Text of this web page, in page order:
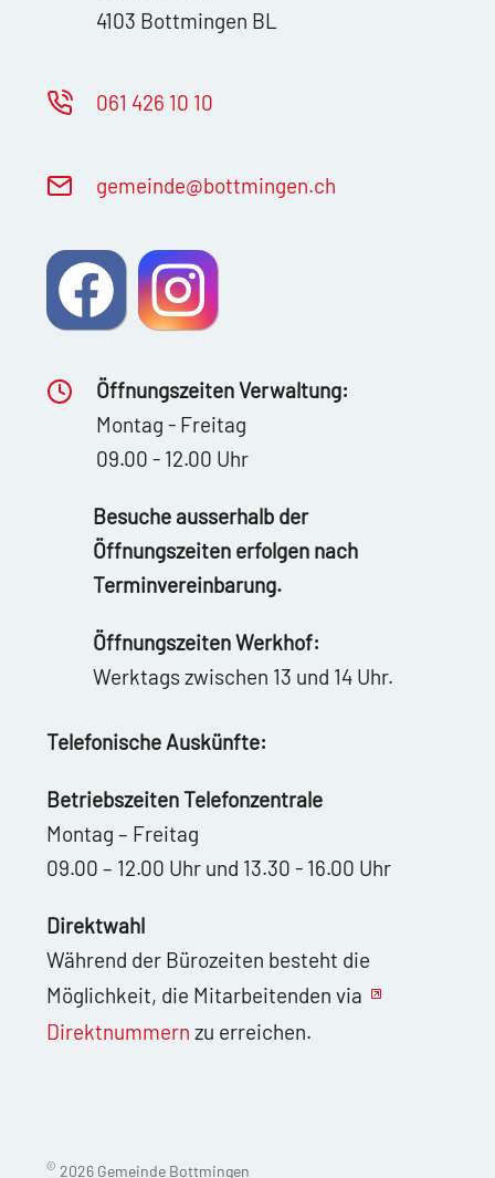
4103 Bottmingen BL
061 426 10 10
g m nd b ttm ng n ch
Öffnungszeiten Verwaltung:
Montag - Freitag
09.00 - 12.00 Uhr
Besuche ausserhalb der
Öffnungszeiten erfolgen nach
Terminvereinbarung.
Öffnungszeiten Werkhof:
Werktags zwischen 13 und 14 Uhr.
Telefonische Auskünfte:
Betriebszeiten Telefonzentrale
Montag – Freitag
09.00 – 12.00 Uhr und 13.30 - 16.00 Uhr
Direktwahl
Während der Bürozeiten besteht die
Möglichkeit, die Mitarbeitenden via
Direktnummern zu erreichen.
© 2026 Gemeinde Bottmingen